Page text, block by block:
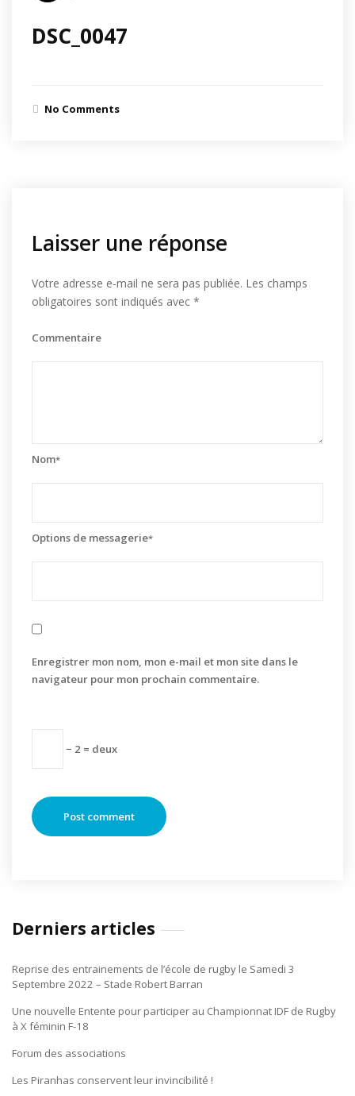
DSC_0047
No Comments
Laisser une réponse
Votre adresse e-mail ne sera pas publiée. Les champs
obligatoires sont indiqués avec *
Commentaire
Nom*
Options de messagerie*
Enregistrer mon nom, mon e-mail et mon site dans le
navigateur pour mon prochain commentaire.
− 2 = deux
Derniers articles
Reprise des entrainements de l’école de rugby le Samedi 3
Septembre 2022 – Stade Robert Barran
Une nouvelle Entente pour participer au Championnat IDF de Rugby
à X féminin F-18
Forum des associations
Les Piranhas conservent leur invincibilité !